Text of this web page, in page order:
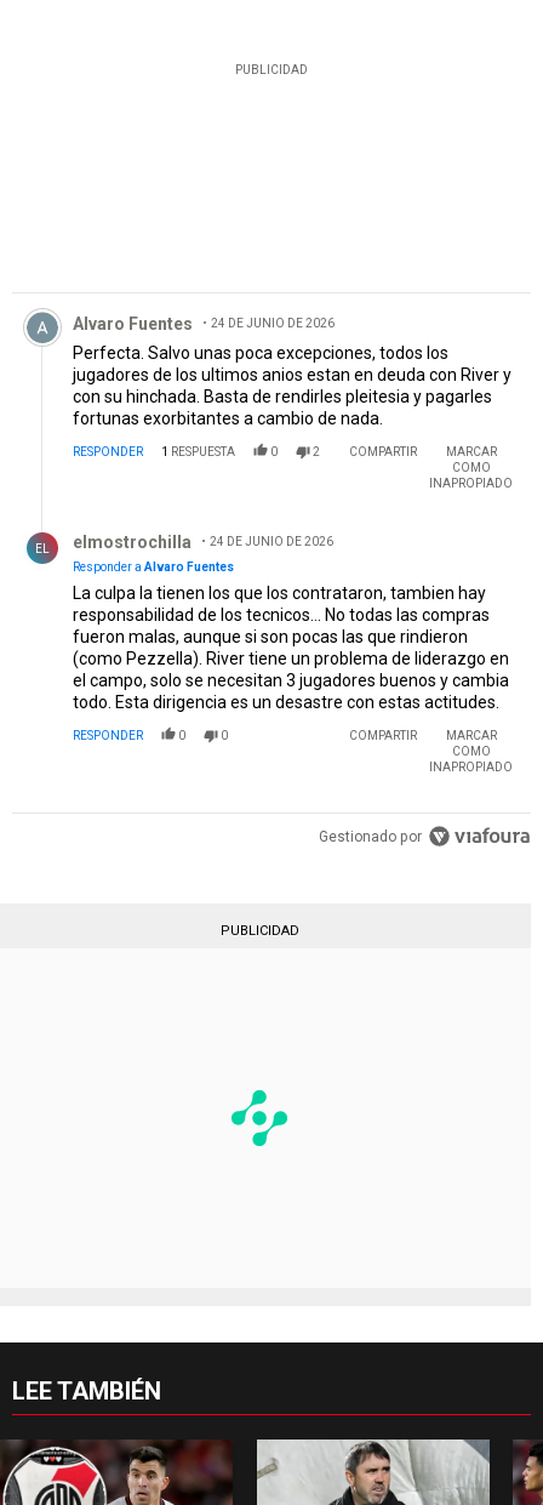
PUBLICIDAD
Comentario de Alvaro Fuentes.
Alvaro Fuentes 24 DE JUNIO DE 2026
Perfecta. Salvo unas poca excepciones, todos los
jugadores de los ultimos anios estan en deuda con River y
con su hinchada. Basta de rendirles pleitesia y pagarles
fortunas exorbitantes a cambio de nada.
RESPONDER 1 RESPUESTA 0 2 COMPARTIR
MARCAR
COMO
INAPROPIADO
EL elmostrochilla
24 DE JUNIO DE 2026
Responder aAlvaro Fuentes
La culpa la tienen los que los contrataron, tambien hay
responsabilidad de los tecnicos... No todas las compras
fueron malas, aunque si son pocas las que rindieron
(como Pezzella). River tiene un problema de liderazgo en
el campo, solo se necesitan 3 jugadores buenos y cambia
todo. Esta dirigencia es un desastre con estas actitudes.
RESPONDER 0 0 COMPARTIR
MARCAR
COMO
INAPROPIADO
Gestionado por
PUBLICIDAD
LEE TAMBIÉN